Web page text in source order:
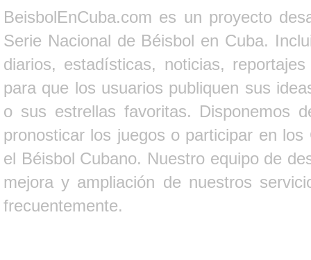
BeisbolEnCuba.com es un proyecto
Serie Nacional de Béisbol en Cuba.
diarios, estadísticas, noticias,
para que los usuarios publiquen sus
o sus estrellas favoritas. Disponemos
pronosticar los juegos o participar en
el Béisbol Cubano. Nuestro equipo de
mejora y ampliación de nuestros
frecuentemente.